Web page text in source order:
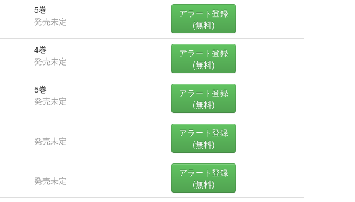
5巻
発売未定
アラート登録
(無料)
4巻
発売未定
アラート登録
(無料)
5巻
発売未定
アラート登録
(無料)
発売未定
アラート登録
(無料)
発売未定
アラート登録
(無料)